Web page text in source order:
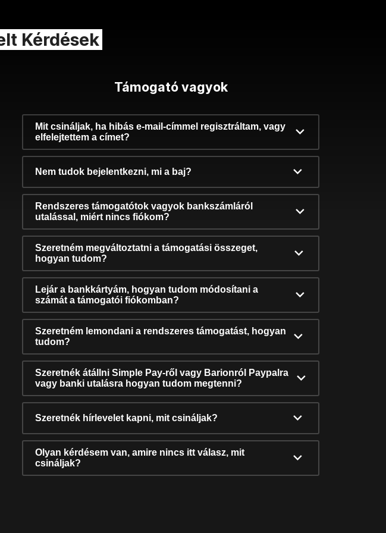
Kérdések
Támogató vagyok
Mit csináljak, ha hibás e-mail-címmel regisztráltam, vagy
elfelejtettem a címet?
Nem tudok bejelentkezni, mi a baj?
Rendszeres támogatótok vagyok bankszámláról
utalással, miért nincs fiókom?
Szeretném megváltoztatni a támogatási összeget,
hogyan tudom?
Lejár a bankkártyám, hogyan tudom módosítani a
számát a támogatói fiókomban?
Szeretném lemondani a rendszeres támogatást, hogyan
tudom?
Szeretnék átállni Simple Pay-ről vagy Barionról Paypalra
vagy banki utalásra hogyan tudom megtenni?
Szeretnék hírlevelet kapni, mit csináljak?
Olyan kérdésem van, amire nincs itt válasz, mit
csináljak?